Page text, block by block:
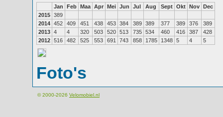
Jan Feb Maa Apr Mei Jun Jul Aug Sept Okt Nov Dec
2015 389
2014 452 409 451 438 453 384 389 389 377 389 376
389
2013 4 4 320 503 520 513 735 534 460 416 387
428
2012 516 482 525 553 691 743 858 1785 1348 5 4 5
Foto's
© 2000-2026 Velomobiel.nl